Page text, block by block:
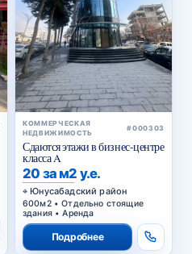
КОММЕРЧЕСКАЯ
НЕДВИЖИМОСТЬ
#000303
Сдаются этажи в бизнес-центре
класса A
20 за м2 у.е.
Юнусабадский район
600м2 • Отдельно стоящие
здания • Аренда
Подробнее